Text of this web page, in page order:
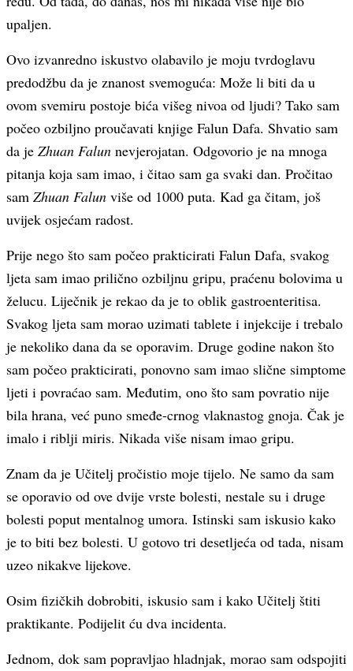
upaljen.
Ovo izvanredno iskustvo olabavilo je moju tvrdoglavu
predodžbu da je znanost svemoguća: Može li biti da u
ovom svemiru postoje bića višeg nivoa od ljudi? Tako sam
počeo ozbiljno proučavati knjige Falun Dafa. Shvatio sam
da je Zhuan Falun nevjerojatan. Odgovorio je na mnoga
pitanja koja sam imao, i čitao sam ga svaki dan. Pročitao
sam Zhuan Falun više od 1000 puta. Kad ga čitam, još
uvijek osjećam radost.
Prije nego što sam počeo prakticirati Falun Dafa, svakog
ljeta sam imao prilično ozbiljnu gripu, praćenu bolovima u
želucu. Liječnik je rekao da je to oblik gastroenteritisa.
Svakog ljeta sam morao uzimati tablete i injekcije i trebalo
je nekoliko dana da se oporavim. Druge godine nakon što
sam počeo prakticirati, ponovno sam imao slične simptome
ljeti i povraćao sam. Međutim, ono što sam povratio nije
bila hrana, već puno smeđe-crnog vlaknastog gnoja. Čak je
imalo i riblji miris. Nikada više nisam imao gripu.
Znam da je Učitelj pročistio moje tijelo. Ne samo da sam
se oporavio od ove dvije vrste bolesti, nestale su i druge
bolesti poput mentalnog umora. Istinski sam iskusio kako
je to biti bez bolesti. U gotovo tri desetljeća od tada, nisam
uzeo nikakve lijekove.
Osim fizičkih dobrobiti, iskusio sam i kako Učitelj štiti
praktikante. Podijelit ću dva incidenta.
Jednom, dok sam popravljao hladnjak, morao sam odspojiti